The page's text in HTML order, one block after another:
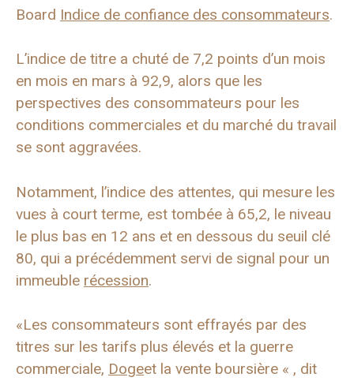
Board Indice de confiance des consommateurs.
L’indice de titre a chuté de 7,2 points d’un mois
en mois en mars à 92,9, alors que les
perspectives des consommateurs pour les
conditions commerciales et du marché du travail
se sont aggravées.
Notamment, l’indice des attentes, qui mesure les
vues à court terme, est tombée à 65,2, le niveau
le plus bas en 12 ans et en dessous du seuil clé
80, qui a précédemment servi de signal pour un
immeuble récession.
«Les consommateurs sont effrayés par des
titres sur les tarifs plus élevés et la guerre
commerciale, Dogeet la vente boursière « , dit